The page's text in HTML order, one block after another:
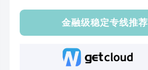
金融级稳定专线推荐